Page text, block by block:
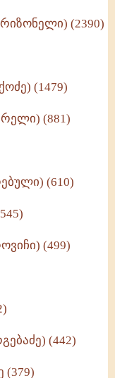
-
(2390)
(1479)
(881)
(610)
(499)
(442)
(379)